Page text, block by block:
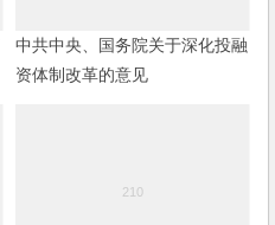
中共中央、国务院关于深化投融
资体制改革的意见